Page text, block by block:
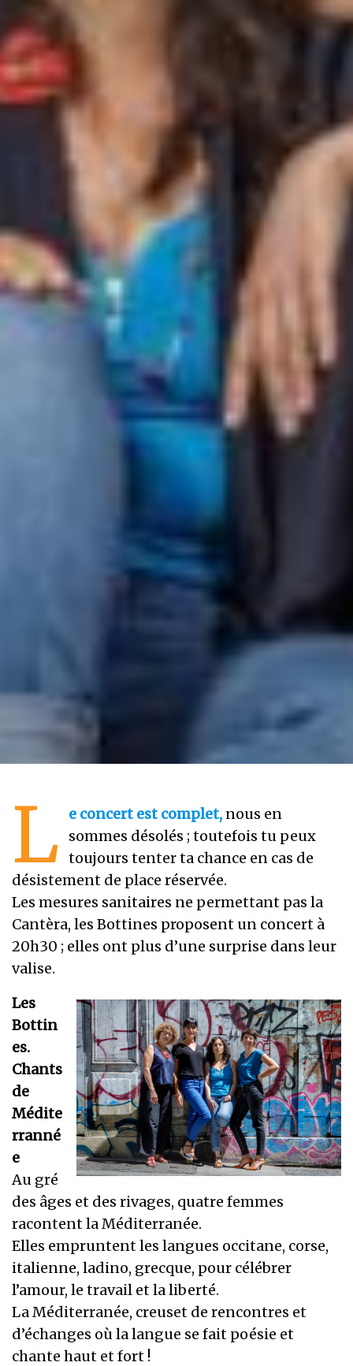
L e concert est complet,nous en
sommes désolés ; toutefois tu peux
toujours tenter ta chance en cas de
désistement de place réservée.
Les mesures sanitaires ne permettant pas la
Cantèra, les Bottines proposent un concert à
20h30 ; elles ont plus d’une surprise dans leur
valise.
Les
Bottin
es.
Chants
de
Médite
rranné
e
Au gré
des âges et des rivages, quatre femmes
racontent la Méditerranée.
Elles empruntent les langues occitane, corse,
italienne, ladino, grecque, pour célébrer
l’amour, le travail et la liberté.
La Méditerranée, creuset de rencontres et
d’échanges où la langue se fait poésie et
chante haut et fort !